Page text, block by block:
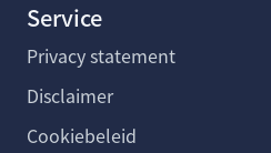
Service
Privacy statement
Disclaimer
Cookiebeleid